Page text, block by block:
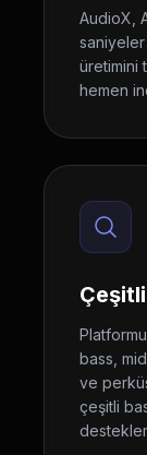
AudioX,
üretimini
hemen
bass,
ve
çeşitli